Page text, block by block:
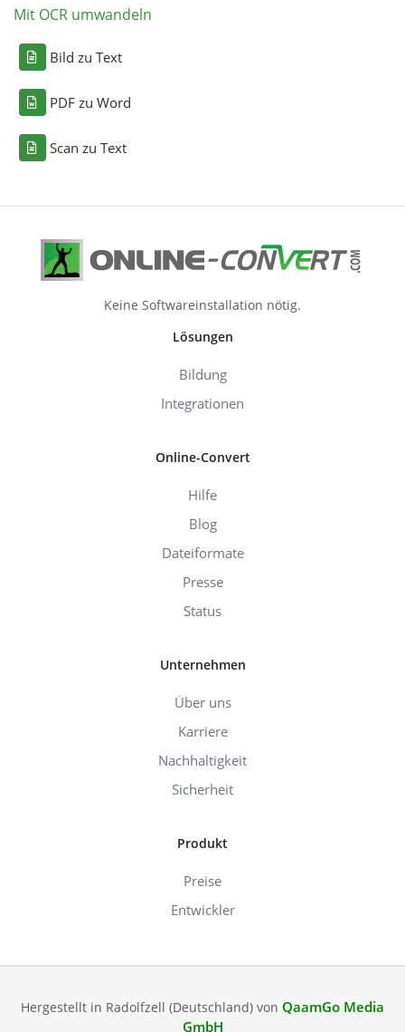
Mit OCR umwandeln
Bild zu Text
PDF zu Word
Scan zu Text
Keine Softwareinstallation nötig.
Lösungen
Bildung
Integrationen
Online-Convert
Hilfe
Blog
Dateiformate
Presse
Status
Unternehmen
Über uns
Karriere
Nachhaltigkeit
Sicherheit
Produkt
Preise
Entwickler
Hergestellt in Radolfzell (Deutschland) von QaamGo Media
GmbH